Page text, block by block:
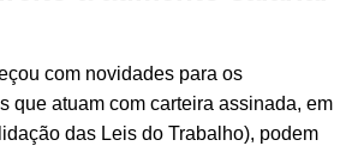
com novidades para os
que atuam com carteira assinada, em
das Leis do Trabalho), podem